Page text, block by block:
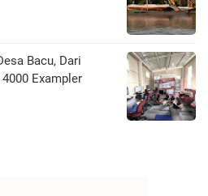
Bacu, Dari
Exampler